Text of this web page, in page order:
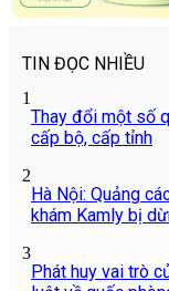
TIN ĐỌC NHIỀU
1
Thay đổi một số
cấp bộ, cấp tỉnh
2
Hà Nội: Quảng
khám Kamly bị
3
Phát huy vai trò